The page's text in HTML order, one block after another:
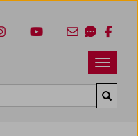
Navbar